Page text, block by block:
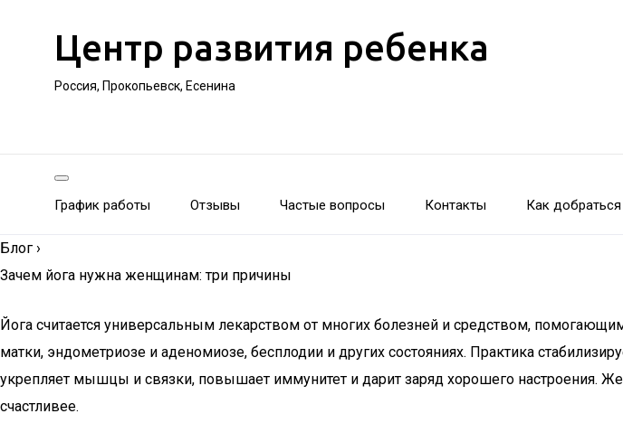
Центр развития ребенка
Россия, Прокопьевск, Есенина
График работы Отзывы Частые вопросы Контакты Как добраться
Блог ›
Зачем йога нужна женщинам: три причины
Йога считается универсальным лекарством от многих болезней и средством,
матки, эндометриозе и аденомиозе, бесплодии и других состояниях. Практика
укрепляет мышцы и связки, повышает иммунитет и дарит заряд хорошего настроения.
счастливее.